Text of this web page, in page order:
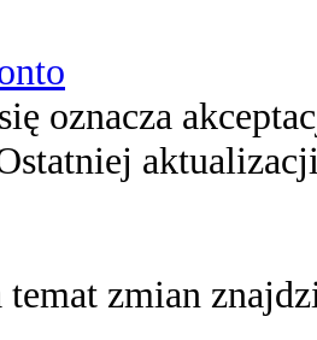
oznacza
zmian